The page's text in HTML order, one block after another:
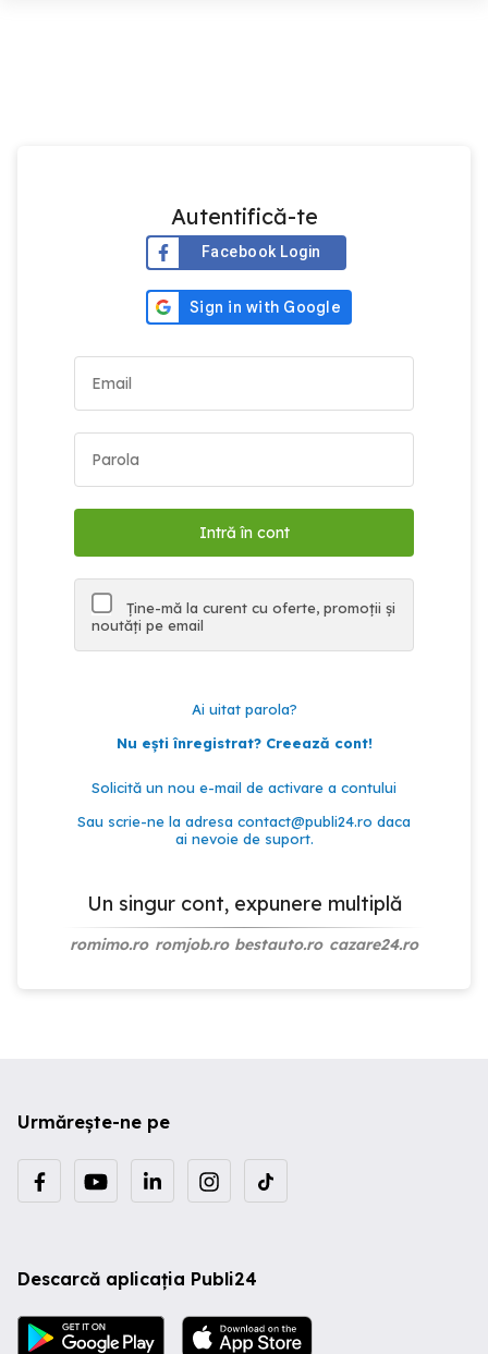
Autentifică-te
Facebook Login
Ține-mă la curent cu oferte, promoții și
noutăți pe email
Ai uitat parola?
Nu ești înregistrat? Creează cont!
Solicită un nou e-mail de activare a contului
Sau scrie-ne la adresa contact@publi24.ro daca
ai nevoie de suport.
Un singur cont, expunere multiplă
romimo.ro romjob.ro bestauto.ro cazare24.ro
Urmărește-ne pe
Descarcă aplicația Publi24